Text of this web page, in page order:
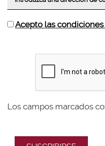
Acepto las
Los campos marcados